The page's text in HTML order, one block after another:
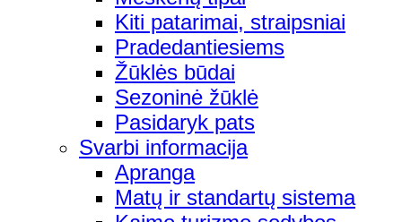
Kiti patarimai, straipsniai
Pradedantiesiems
Žūklės būdai
Sezoninė žūklė
Pasidaryk pats
Svarbi informacija
Apranga
Matų ir standartų sistema